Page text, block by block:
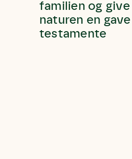
familien og give
naturen en
testamente